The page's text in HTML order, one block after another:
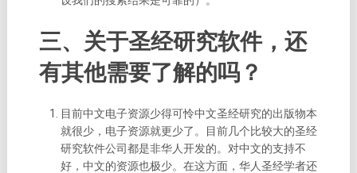
三、关于圣经研究软件，还
有其他需要了解的吗？
目前中文电子资源少得可怜中文圣经研究的出版物本
就很少，电子资源就更少了。目前几个比较大的圣经
研究软件公司都是非华人开发的。对中文的支持不
好，中文的资源也极少。在这方面，华人圣经学者还